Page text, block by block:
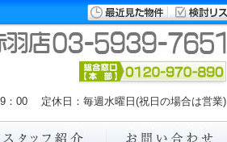
：00 定休日：毎週水曜日(祝日の場合は営業)